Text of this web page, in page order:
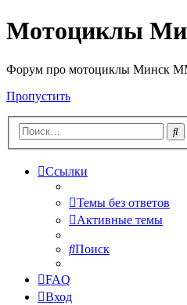
Мотоциклы
Форум про мотоциклы Минск
Пропустить
Ссылки
Темы без ответов
Активные темы
Поиск
FAQ
Вход